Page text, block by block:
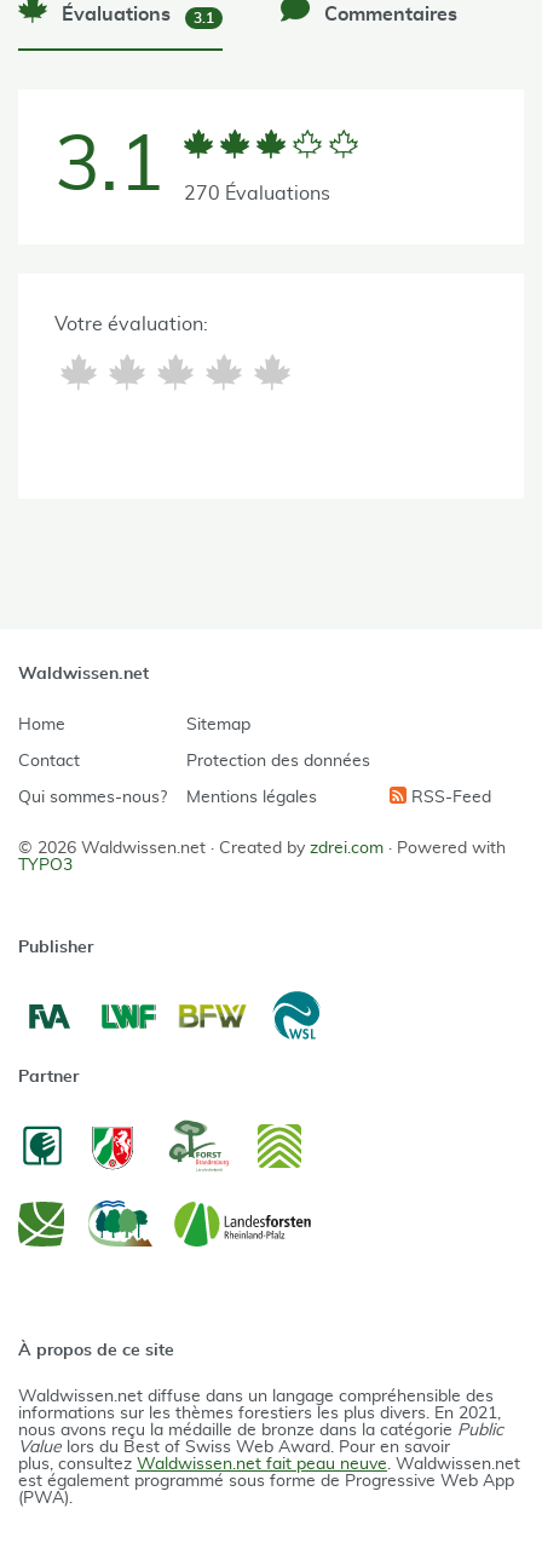
Évaluations 3.1 Commentaires
3.1 270 Évaluations
Votre évaluation:
Waldwissen.net
Home
Contact
Qui sommes-nous?
Sitemap
Protection des données
Mentions légales RSS-Feed
© 2026 Waldwissen.net · Created by zdrei.com · Powered with
TYPO3
Publisher
Partner
À propos de ce site
Waldwissen.net diffuse dans un langage compréhensible des
informations sur les thèmes forestiers les plus divers. En 2021,
nous avons reçu la médaille de bronze dans la catégorie Public
Value lors du Best of Swiss Web Award. Pour en savoir
plus, consultez Waldwissen.net fait peau neuve. Waldwissen.net
est également programmé sous forme de Progressive Web App
(PWA).